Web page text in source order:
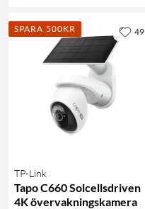
SPARA 500KR
TP-Link
Tapo C660 Solcellsdriven
4K övervakningskamera
49